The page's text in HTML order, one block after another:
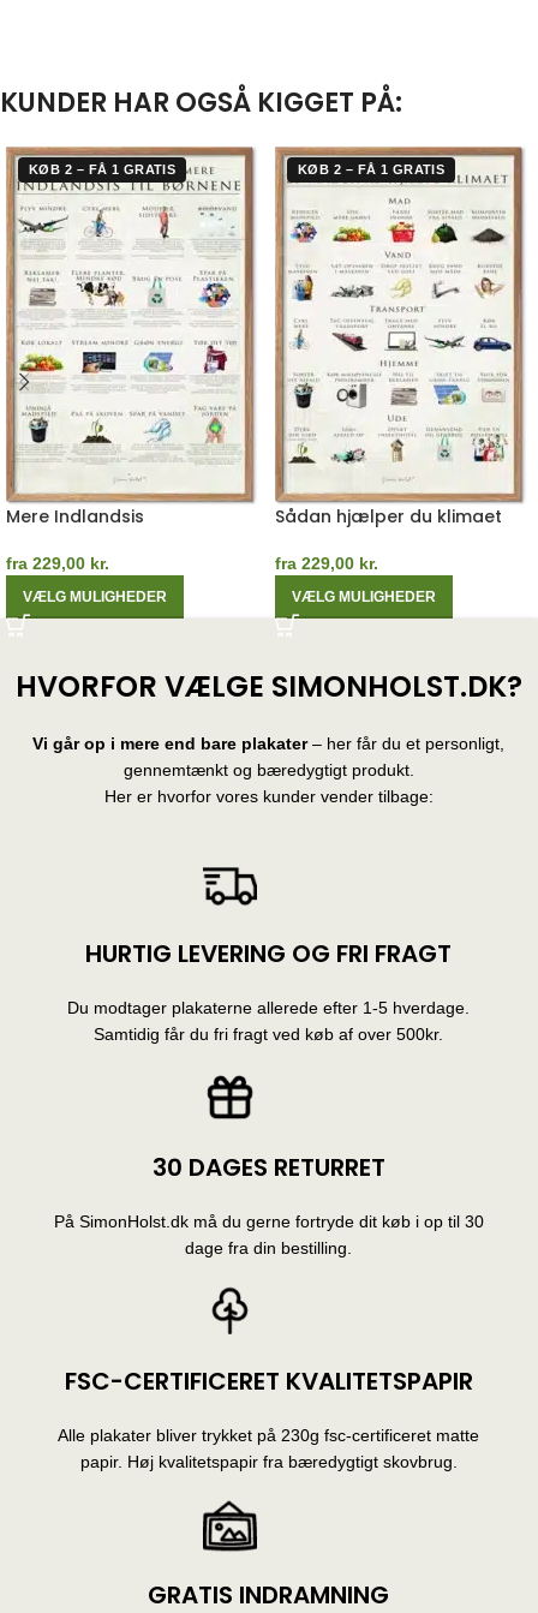
KUNDER HAR OGSÅ KIGGET PÅ:
KØB 2 – FÅ 1 GRATIS
Mere Indlandsis
fra 229,00 kr.
VÆLG MULIGHEDER
KØB 2 – FÅ 1 GRATIS
Sådan hjælper du klimaet
fra 229,00 kr.
VÆLG MULIGHEDER
HVORFOR VÆLGE SIMONHOLST.DK?
Vi går op i mere end bare plakater– her får du et personligt,
gennemtænkt og bæredygtigt produkt.
Her er hvorfor vores kunder vender tilbage:
HURTIG LEVERING OG FRI FRAGT
Du modtager plakaterne allerede efter 1-5 hverdage.
Samtidig får du fri fragt ved køb af over 500kr.
30 DAGES RETURRET
På SimonHolst.dk må du gerne fortryde dit køb i op til 30
dage fra din bestilling.
FSC-CERTIFICERET KVALITETSPAPIR
Alle plakater bliver trykket på 230g fsc-certificeret matte
papir. Høj kvalitetspapir fra bæredygtigt skovbrug.
GRATIS INDRAMNING